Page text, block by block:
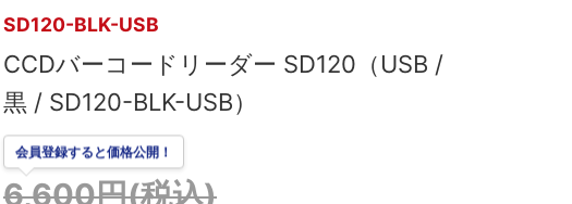
SD120-BLK-USB
CCDバーコードリーダー SD120（USB /
黒 / SD120-BLK-USB）
6,600円(税込)
会員登録すると価格公開！